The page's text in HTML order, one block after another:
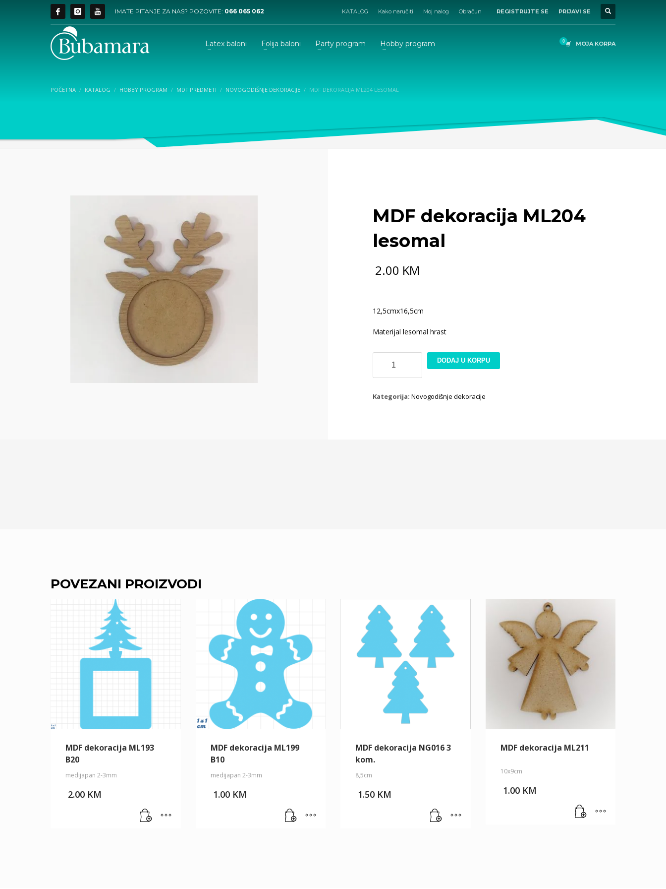
IMATE PITANJE ZA NAS? POZOVITE: 066 065 062 KATALOG Kako naručiti Moj nalog Obračun REGISTRUJTE SE PRIJAVI SE
Latex baloni Folija baloni Party program Hobby program MOJA KORPA
POČETNA KATALOG HOBBY PROGRAM MDF PREDMETI NOVOGODIŠNJE DEKORACIJE MDF DEKORACIJA ML204 LESOMAL
MDF dekoracija ML204
lesomal
2.00 KM
12,5cmx16,5cm
Materijal lesomal hrast
dekoracija
ML204
količina
DODAJ U KORPU
Kategorija: Novogodišnje dekoracije
POVEZANI PROIZVODI
MDF dekoracija ML193
B20
medijapan 2-3mm
2.00 KM
MDF dekoracija ML199
B10
medijapan 2-3mm
1.00 KM
MDF dekoracija NG016 3
kom.
8,5cm
1.50 KM
MDF dekoracija ML211
10x9cm
1.00 KM